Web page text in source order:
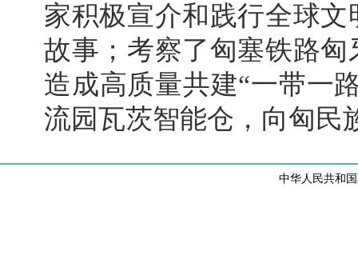
家积极宣介和践行全球
故事；考察了匈塞铁路
造成高质量共建“一带一
流园瓦茨智能仓，向匈民
中华人民共和